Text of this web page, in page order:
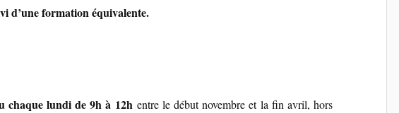
d’une formation équivalente.
chaque lundi de 9h à 12h entre le début novembre et la fin avril, hors